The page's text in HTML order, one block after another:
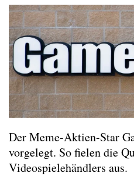
Der Meme-Aktien-Star
vorgelegt. So fielen die
Videospielehändlers aus.